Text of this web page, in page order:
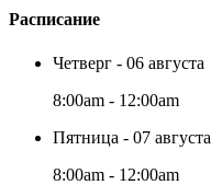
Расписание
Четверг - 06 августа
8:00am - 12:00am
Пятница - 07 августа
8:00am - 12:00am